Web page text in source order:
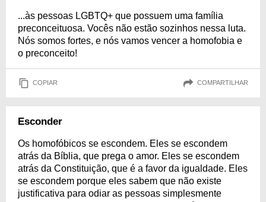
...às pessoas LGBTQ+ que possuem uma família
preconceituosa. Vocês não estão sozinhos nessa luta.
Nós somos fortes, e nós vamos vencer a homofobia e
o preconceito!
COPIAR COMPARTILHAR
Esconder
Os homofóbicos se escondem. Eles se escondem
atrás da Bíblia, que prega o amor. Eles se escondem
atrás da Constituição, que é a favor da igualdade. Eles
se escondem porque eles sabem que não existe
justificativa para odiar as pessoas simplesmente